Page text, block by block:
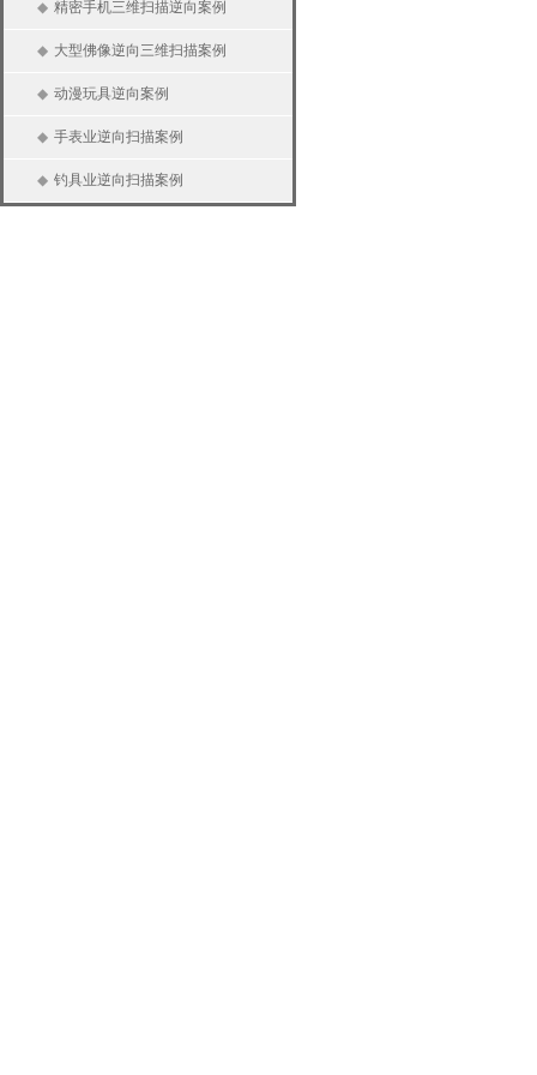
◆ 精密手机三维扫描逆向案例
◆ 大型佛像逆向三维扫描案例
◆ 动漫玩具逆向案例
◆ 手表业逆向扫描案例
◆ 钓具业逆向扫描案例